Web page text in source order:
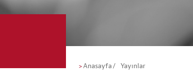
Anasayfa Yayınlar